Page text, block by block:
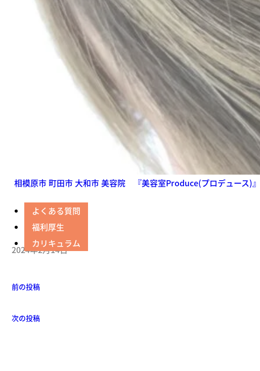
相模原市 町田市 大和市 美容院 『美容室Produce(プロデュース)』
2024年2月14日
前の投稿
次の投稿
よくある質問
福利厚生
カリキュラム